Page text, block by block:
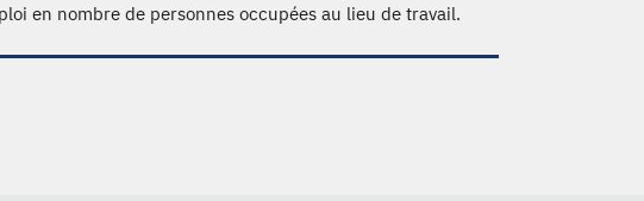
en nombre de personnes occupées au lieu de travail.